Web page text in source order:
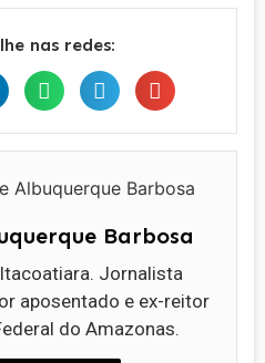
nas redes:
Barbosa
Jornalista
aposentado e ex-reitor
do Amazonas.